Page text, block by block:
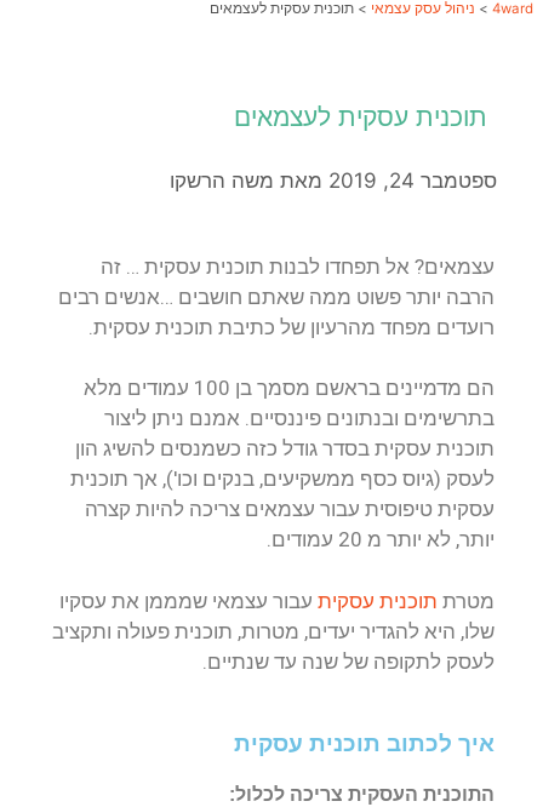
4ward
> ניהול עסק עצמאי > תוכנית עסקית לעצמאים
תוכנית עסקית לעצמאים
ספטמבר 24, 2019 מאת משה הרשקו
עצמאים? אל תפחדו לבנות תוכנית עסקית … זה
הרבה יותר פשוט ממה שאתם חושבים …אנשים רבים
רועדים מפחד מהרעיון של כתיבת תוכנית עסקית.
הם מדמיינים בראשם מסמך בן 100 עמודים מלא
בתרשימים ובנתונים פיננסיים. אמנם ניתן ליצור
תוכנית עסקית בסדר גודל כזה כשמנסים להשיג הון
לעסק (גיוס כסף ממשקיעים, בנקים וכו'), אך תוכנית
עסקית טיפוסית עבור עצמאים צריכה להיות קצרה
יותר, לא יותר מ 20 עמודים.
מטרת תוכנית עסקית עבור עצמאי שמממן את עסקיו
שלו, היא להגדיר יעדים, מטרות, תוכנית פעולה ותקציב
לעסק לתקופה של שנה עד שנתיים.
איך לכתוב תוכנית עסקית
התוכנית העסקית צריכה לכלול: